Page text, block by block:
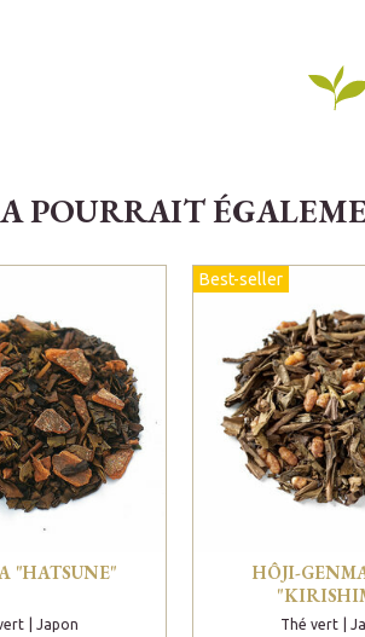
POURRAIT
"HATSUNE"
| Japon
Best-seller
HÔJI-
Thé vert |